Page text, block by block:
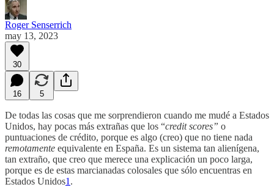
Roger Senserrich
may 13, 2023
30
16 5
De todas las cosas que me sorprendieron cuando me mudé a Estados
Unidos, hay pocas más extrañas que los “credit scores” o
puntuaciones de crédito, porque es algo (creo) que no tiene nada
remotamente equivalente en España. Es un sistema tan alienígena,
tan extraño, que creo que merece una explicación un poco larga,
porque es de estas marcianadas colosales que sólo encuentras en
Estados Unidos1 .